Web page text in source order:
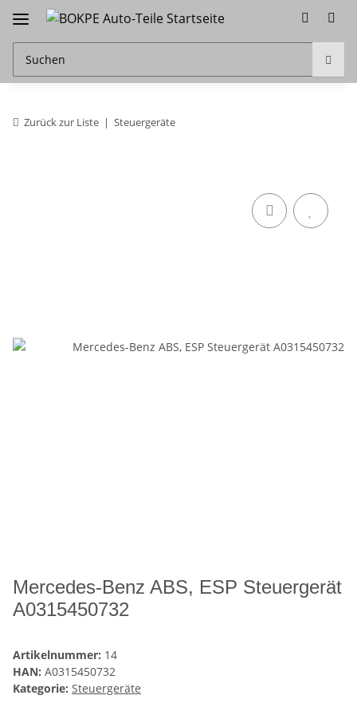
Zurück zur Liste Steuergeräte
Mercedes-Benz ABS, ESP Steuergerät
A0315450732
Artikelnummer: 14
HAN: A0315450732
Kategorie: Steuergeräte